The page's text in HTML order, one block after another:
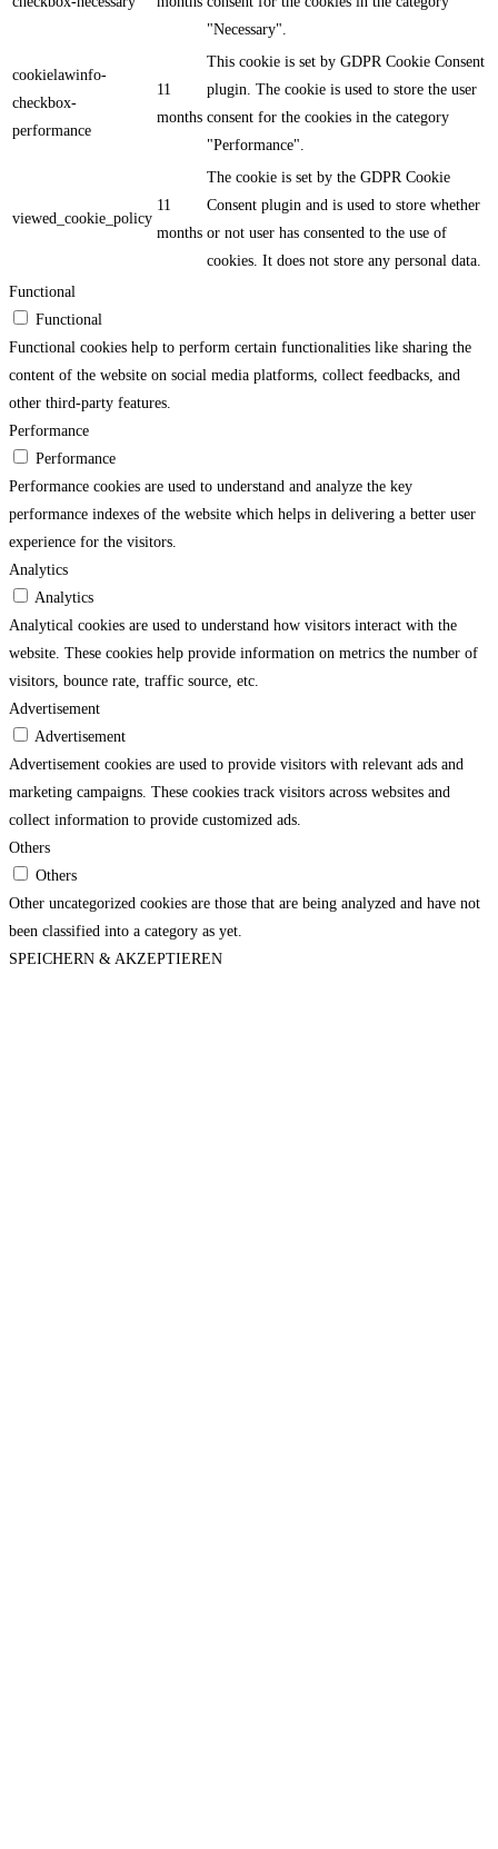
"Necessary".
cookielawinfo-
checkbox-
performance
11
months
This cookie is set by GDPR Cookie Consent
plugin. The cookie is used to store the user
consent for the cookies in the category
"Performance".
viewed_cookie_policy
11
months
The cookie is set by the GDPR Cookie
Consent plugin and is used to store whether
or not user has consented to the use of
cookies. It does not store any personal data.
Functional
Functional
Functional cookies help to perform certain functionalities like sharing the
content of the website on social media platforms, collect feedbacks, and
other third-party features.
Performance
Performance
Performance cookies are used to understand and analyze the key
performance indexes of the website which helps in delivering a better user
experience for the visitors.
Analytics
Analytics
Analytical cookies are used to understand how visitors interact with the
website. These cookies help provide information on metrics the number of
visitors, bounce rate, traffic source, etc.
Advertisement
Advertisement
Advertisement cookies are used to provide visitors with relevant ads and
marketing campaigns. These cookies track visitors across websites and
collect information to provide customized ads.
Others
Others
Other uncategorized cookies are those that are being analyzed and have not
been classified into a category as yet.
SPEICHERN & AKZEPTIEREN